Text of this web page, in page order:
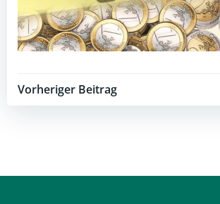
Post
Vorheriger Beitrag